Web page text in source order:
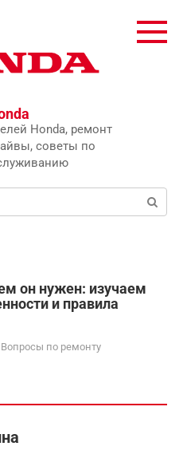
Honda, ремонт
советы по
он нужен: изучаем
и правила
Вопросы по ремонту